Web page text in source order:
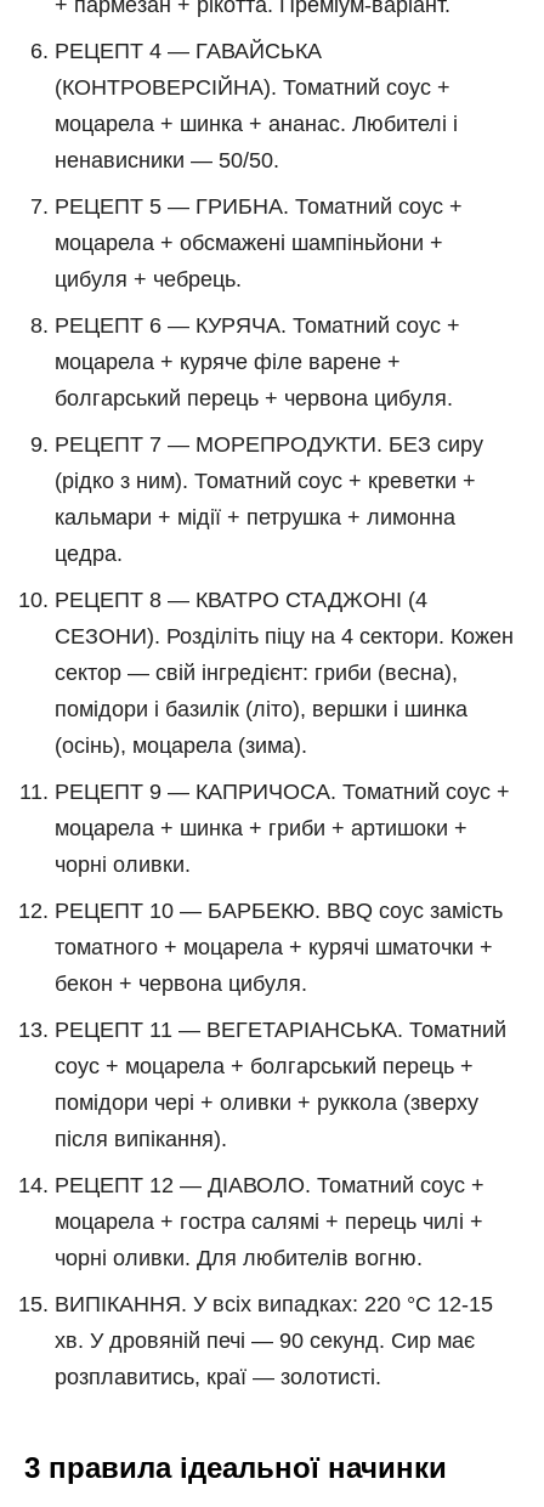
+ пармезан + рікотта. Преміум-варіант.
РЕЦЕПТ 4 — ГАВАЙСЬКА
(КОНТРОВЕРСІЙНА). Томатний соус +
моцарела + шинка + ананас. Любителі і
ненависники — 50/50.
РЕЦЕПТ 5 — ГРИБНА. Томатний соус +
моцарела + обсмажені шампіньйони +
цибуля + чебрець.
РЕЦЕПТ 6 — КУРЯЧА. Томатний соус +
моцарела + куряче філе варене +
болгарський перець + червона цибуля.
РЕЦЕПТ 7 — МОРЕПРОДУКТИ. БЕЗ сиру
(рідко з ним). Томатний соус + креветки +
кальмари + мідії + петрушка + лимонна
цедра.
РЕЦЕПТ 8 — КВАТРО СТАДЖОНІ (4
СЕЗОНИ). Розділіть піцу на 4 сектори. Кожен
сектор — свій інгредієнт: гриби (весна),
помідори і базилік (літо), вершки і шинка
(осінь), моцарела (зима).
РЕЦЕПТ 9 — КАПРИЧОСА. Томатний соус +
моцарела + шинка + гриби + артишоки +
чорні оливки.
РЕЦЕПТ 10 — БАРБЕКЮ. BBQ соус замість
томатного + моцарела + курячі шматочки +
бекон + червона цибуля.
РЕЦЕПТ 11 — ВЕГЕТАРІАНСЬКА. Томатний
соус + моцарела + болгарський перець +
помідори чері + оливки + руккола (зверху
після випікання).
РЕЦЕПТ 12 — ДІАВОЛО. Томатний соус +
моцарела + гостра салямі + перець чилі +
чорні оливки. Для любителів вогню.
ВИПІКАННЯ. У всіх випадках: 220 °C 12-15
хв. У дровяній печі — 90 секунд. Сир має
розплавитись, краї — золотисті.
3 правила ідеальної начинки